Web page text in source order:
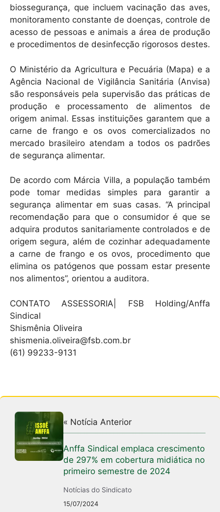
biossegurança, que incluem vacinação das aves,
monitoramento constante de doenças, controle de
acesso de pessoas e animais a área de produção
e procedimentos de desinfecção rigorosos destes.
O Ministério da Agricultura e Pecuária (Mapa) e a
Agência Nacional de Vigilância Sanitária (Anvisa)
são responsáveis pela supervisão das práticas de
produção e processamento de alimentos de
origem animal. Essas instituições garantem que a
carne de frango e os ovos comercializados no
mercado brasileiro atendam a todos os padrões
de segurança alimentar.
De acordo com Márcia Villa, a população também
pode tomar medidas simples para garantir a
segurança alimentar em suas casas. “A principal
recomendação para que o consumidor é que se
adquira produtos sanitariamente controlados e de
origem segura, além de cozinhar adequadamente
a carne de frango e os ovos, procedimento que
elimina os patógenos que possam estar presente
nos alimentos”, orientou a auditora.
CONTATO ASSESSORIA| FSB Holding/Anffa
Sindical
Shismênia Oliveira
shismenia.oliveira@fsb.com.br
(61) 99233-9131
« Notícia Anterior
Anffa Sindical emplaca crescimento
de 297% em cobertura midiática no
primeiro semestre de 2024
Notícias do Sindicato
15/07/2024